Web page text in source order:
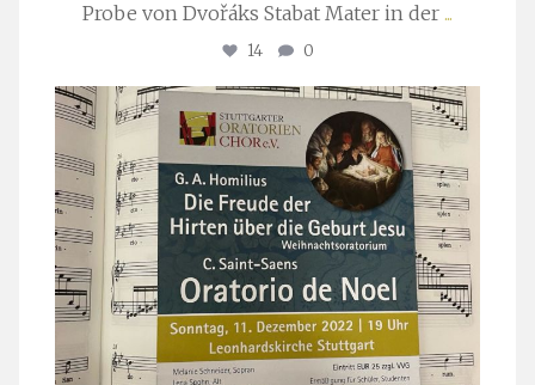
Probe von Dvořáks Stabat Mater in der ...
14 0
stuttgarter_oratorienchor
Nov. 29